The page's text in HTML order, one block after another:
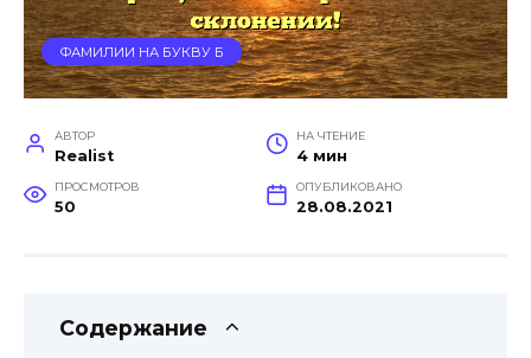
ФАМИЛИИ НА БУКВУ Б
АВТОР
Realist
НА ЧТЕНИЕ
4 мин
ПРОСМОТРОВ
50
ОПУБЛИКОВАНО
28.08.2021
Содержание